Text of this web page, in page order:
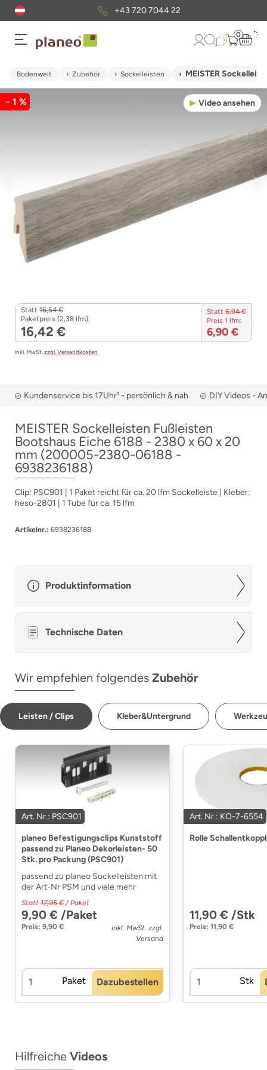
+43 720 7044 22
0
Bodenwelt Zubehör Sockelleisten MEISTER
Video ansehen
- 1 %
Statt 16,54 €
Paketpreis (2,38 lfm):
16,42 €
Statt 6,94 €
Preis 1 lfm:
6,90 €
inkl. MwSt.zzgl. Versandkosten
Kundenservice bis 17Uhr¹ - persönlich & nah DIY Videos -
MEISTER Sockelleisten Fußleisten
Bootshaus Eiche 6188 - 2380 x 60 x 20
mm (200005-2380-06188 -
6938236188)
Clip: PSC901 | 1 Paket reicht für ca. 20 lfm Sockelleiste | Kleber:
heso-2801 | 1 Tube für ca. 15 lfm
Artikelnr.: 6938236188
Produktinformation
Technische Daten
Wir empfehlen folgendes Zubehör
Leisten / Clips Kleber&Untergrund
Art. Nr.: PSC901
planeo Befestigungsclips Kunststoff
passend zu Planeo Dekorleisten- 50
Stk. pro Packung (PSC901)
passend zu planeo Sockelleisten mit
der Art-Nr PSM und viele mehr
Statt 17,95 € / Paket
9,90 € /Paket
Preis: 9,90 €
inkl. MwSt. zzgl.
Versand
Paket Dazubestellen
Art. Nr.: KO-7-6554
Rolle
11,90 € /Stk
Preis: 11,90 €
Stk
Hilfreiche Videos